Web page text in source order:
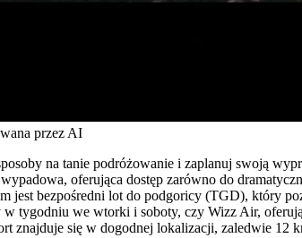
przez AI
na tanie podróżowanie i zaplanuj swoją
oferująca dostęp zarówno do
jest bezpośredni lot do podgoricy (TGD), który
w tygodniu we wtorki i soboty, czy Wizz Air,
znajduje się w dogodnej lokalizacji, zaledwie 12